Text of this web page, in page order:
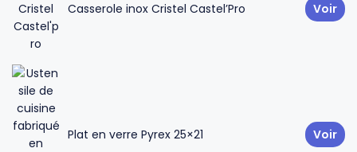
Casserole inox Cristel Castel’Pro Voir
Plat en verre Pyrex 25×21 Voir